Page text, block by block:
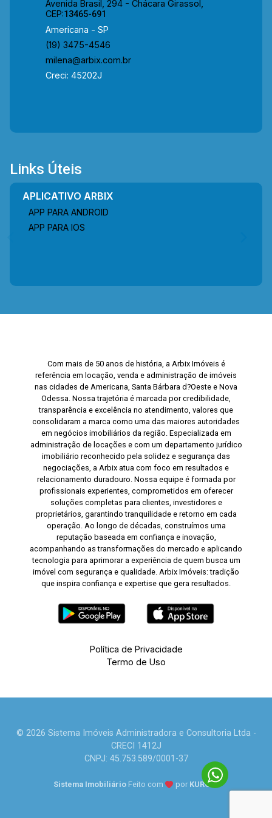
proporcionando praticidade, mobilidade e
agende a sua visita!! WhatsApp e Telefone: (19)
3475-4546 ARBIX IMÓVEIS - Presente em cada
mudança!
Avenida Brasil, 294 - Chácara Girassol,
CEP:13465-691
Americana - SP
(19) 3475-4546
milena@arbix.com.br
Creci: 45202J
Links Úteis
APLICATIVO ARBIX
APP PARA ANDROID
APP PARA IOS
Com mais de 50 anos de história, a Arbix Imóveis é
referência em locação, venda e administração de imóveis
nas cidades de Americana, Santa Bárbara d?Oeste e Nova
Odessa. Nossa trajetória é marcada por credibilidade,
transparência e excelência no atendimento, valores que
consolidaram a marca como uma das maiores autoridades
em negócios imobiliários da região. Especializada em
administração de locações e com um departamento jurídico
imobiliário reconhecido pela solidez e segurança das
negociações, a Arbix atua com foco em resultados e
relacionamento duradouro. Nossa equipe é formada por
profissionais experientes, comprometidos em oferecer
soluções completas para clientes, investidores e
proprietários, garantindo tranquilidade e retorno em cada
operação. Ao longo de décadas, construímos uma
reputação baseada em confiança e inovação,
acompanhando as transformações do mercado e aplicando
tecnologia para aprimorar a experiência de quem busca um
imóvel com segurança e qualidade. Arbix Imóveis: tradição
que inspira confiança e expertise que gera resultados.
Política de Privacidade
Termo de Uso
© 2026 Sistema Imóveis Administradora e Consultoria Ltda -
CRECI 1412J
CNPJ: 45.753.589/0001-37
Sistema Imobiliário Feito com por KUROLE